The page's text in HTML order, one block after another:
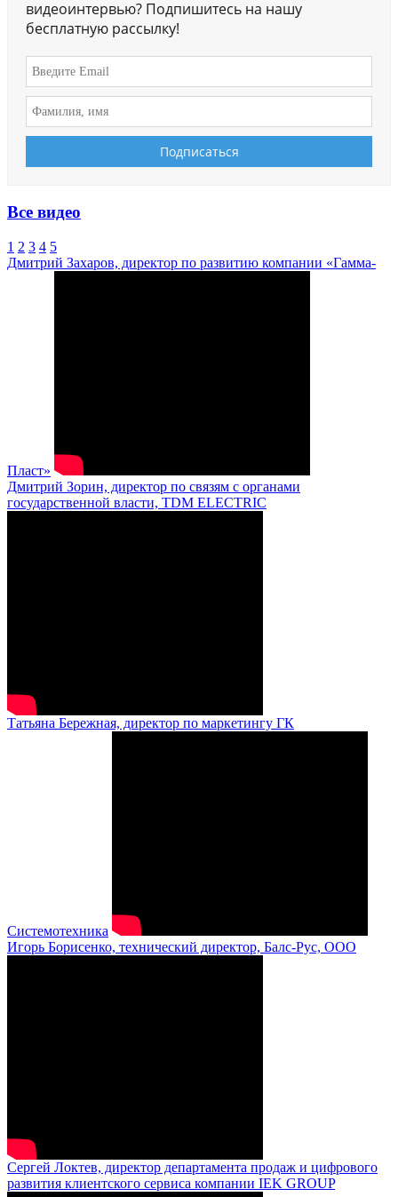
видеоинтервью? Подпишитесь на нашу
бесплатную рассылку!
Все видео
1 2 3 4 5
Дмитрий Захаров, директор по развитию компании «Гамма-
Пласт»
Дмитрий Зорин, директор по связям с органами
государственной власти, TDM ELECTRIC
Татьяна Бережная, директор по маркетингу ГК
Системотехника
Игорь Борисенко, технический директор, Балс-Рус, ООО
Сергей Локтев, директор департамента продаж и цифрового
развития клиентского сервиса компании IEK GROUP